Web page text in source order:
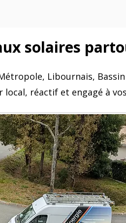
solaires
Libournais, Bassin
réactif et engagé à